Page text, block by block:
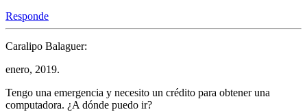
Responde
Caralipo Balaguer:
enero, 2019.
Tengo una emergencia y necesito un crédito para obtener una
computadora. ¿A dónde puedo ir?